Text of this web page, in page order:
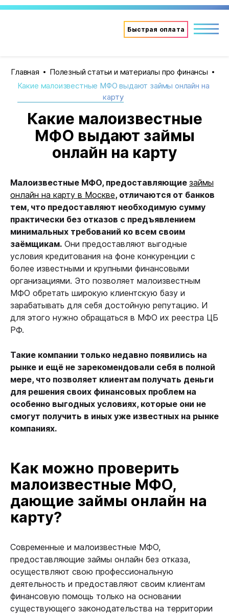
Быстрая оплата
Главная
Полезный статьи и материалы про финансы
Какие малоизвестные МФО выдают займы онлайн на
карту
Какие малоизвестные
МФО выдают займы
онлайн на карту
Малоизвестные МФО, предоставляющие займы
онлайн на карту в Москве, отличаются от банков
тем, что предоставляют необходимую сумму
практически без отказов с предъявлением
минимальных требований ко всем своим
заёмщикам. Они предоставляют выгодные
условия кредитования на фоне конкуренции с
более известными и крупными финансовыми
организациями. Это позволяет малоизвестным
МФО обретать широкую клиентскую базу и
зарабатывать для себя достойную репутацию. И
для этого нужно обращаться в МФО их реестра ЦБ
РФ.
Такие компании только недавно появились на
рынке и ещё не зарекомендовали себя в полной
мере, что позволяет клиентам получать деньги
для решения своих финансовых проблем на
особенно выгодных условиях, которые они не
смогут получить в иных уже известных на рынке
компаниях.
Как можно проверить
малоизвестные МФО,
дающие займы онлайн на
карту?
Современные и малоизвестные МФО,
предоставляющие займы онлайн без отказа,
осуществляют свою профессиональную
деятельность и предоставляют своим клиентам
финансовую помощь только на основании
существующего законодательства на территории